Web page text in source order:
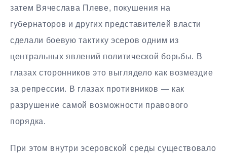
затем Вячеслава Плеве, покушения на
губернаторов и других представителей власти
сделали боевую тактику эсеров одним из
центральных явлений политической борьбы. В
глазах сторонников это выглядело как возмездие
за репрессии. В глазах противников — как
разрушение самой возможности правового
порядка.
При этом внутри эсеровской среды существовало